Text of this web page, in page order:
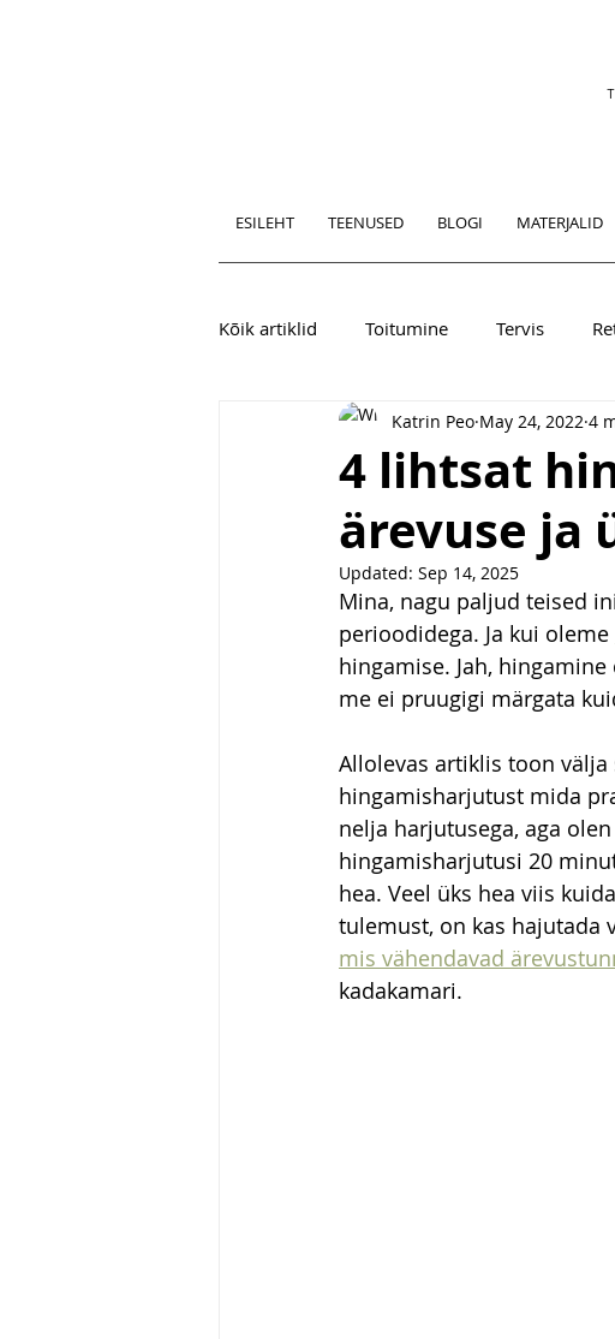
ESILEHT TEENUSED BLOGI MATERJALID
Kõik artiklid Toitumine Tervis
4 lihtsat
ärevuse ja
Katrin Peo May 24, 2022 4
Updated: Sep 14, 2025
Mina, nagu paljud teised
perioodidega. Ja kui oleme
hingamise. Jah,
me ei pruugigi märgata
Allolevas artiklis toon
hingamisharjutust mida
nelja harjutusega, aga
hingamisharjutusi 20
hea. Veel üks hea viis
tulemust, on kas hajutada
mis vähendavad
kadakamari.